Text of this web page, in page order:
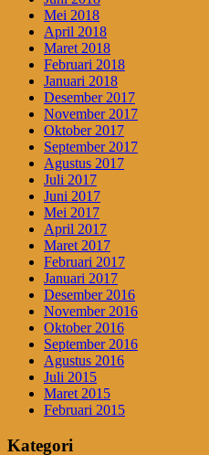
Mei 2018
April 2018
Maret 2018
Februari 2018
Januari 2018
Desember 2017
November 2017
Oktober 2017
September 2017
Agustus 2017
Juli 2017
Juni 2017
Mei 2017
April 2017
Maret 2017
Februari 2017
Januari 2017
Desember 2016
November 2016
Oktober 2016
September 2016
Agustus 2016
Juli 2015
Maret 2015
Februari 2015
Kategori